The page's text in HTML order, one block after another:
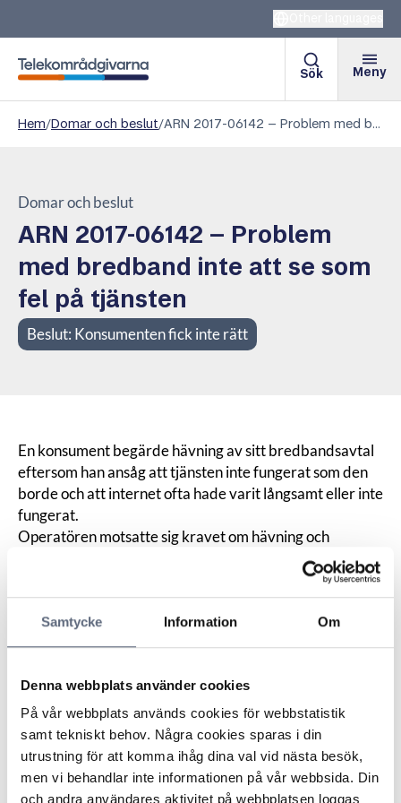
Samtycke Information Om
Denna webbplats använder cookies
På vår webbplats används cookies för webbstatistik
samt tekniskt behov. Några cookies sparas i din
utrustning för att komma ihåg dina val vid nästa besök,
men vi behandlar inte informationen på vår webbsida. Din
och andra användares aktivitet på webbplatsen loggas
Telekområdgivarna
Sök Meny
Hem/Domar och beslut/ ARN 2017-06142 – Problem med bredband inte att se som fel på tjänsten
Domar och beslut
ARN 2017-06142 – Problem
med bredband inte att se som
fel på tjänsten
Beslut: Konsumenten fick inte rätt
En konsument begärde hävning av sitt bredbandsavtal
eftersom han ansåg att tjänsten inte fungerat som den
borde och att internet ofta hade varit långsamt eller inte
fungerat.
Operatören motsatte sig kravet om hävning och
menade att inga fel hade kunnat hittas med de verktyg
som används för att på avstånd mäta om det
förekommer ett fel på anslutningen.
Operatören hade därför bett konsumenten att utföra
vissa tester via ett program i datorn och återkomma.
hem till konsumenten och utförde tester. Teknikern
kunde inte återskapa felet med testdatorn men kunde
konstatera att felet uppstod när konsumentens dator
var uppkopplad samtidigt som testdatorn och försvann
igen när konsumentens dator kopplades bort. Teknikern
konstaterade även att den så kallade svarstiden ökade